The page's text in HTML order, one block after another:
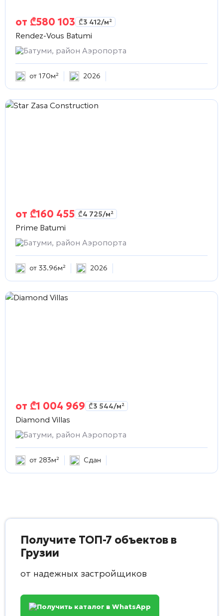
от ₾580 103 ₾3 412/м²
Rendez-Vous Batumi
Батуми, район Аэропорта
от 170м² 2026
от ₾160 455 ₾4 725/м²
Prime Batumi
Батуми, район Аэропорта
от 33.96м² 2026
от ₾1 004 969 ₾3 544/м²
Diamond Villas
Батуми, район Аэропорта
от 283м² Сдан
Получите ТОП-7 объектов в
Грузии
от надежных застройщиков
Получить каталог в WhatsApp